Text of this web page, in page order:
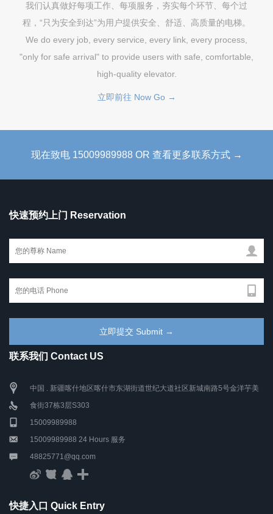
我们认真做好每项工作、每项服务，夯实每个环节、每个过
程，“只为安全到达”为用户提供安全、舒适、高质量的电梯。
We do every job, every service, every link, every process,
"only for safe arrival" to provide users with safe, comfortable,
high-quality elevator.
立即前往 Now Go →
现在致电 15009989988 OR 查看更多联系方式 →
快速预约上门 Reservation
联系我们 Contact US
中国 . 新疆喀什地区喀什市东湖街道世纪大道社区新城南路5号金洋芋美
食街37栋3层S303
15009989988
15009989988 24 Hours 服务
48825771@qq.com
快捷入口 Quick Entry